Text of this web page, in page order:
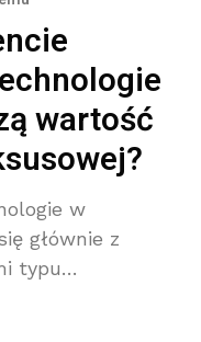
wartość
w
głównie z
typu
inaczej. Pojęcie